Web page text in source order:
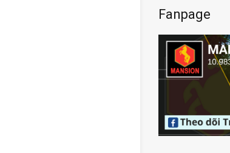
Fanpage